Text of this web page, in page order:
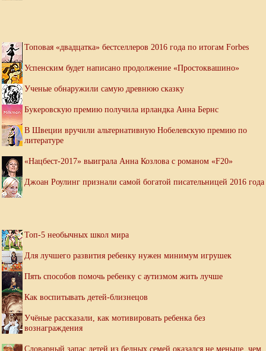
Топовая «двадцатка» бестселлеров 2016 года по итогам Forbes
Успенским будет написано продолжение «Простоквашино»
Ученые обнаружили самую древнюю сказку
Букеровскую премию получила ирландка Анна Бернс
В Швеции вручили альтернативную Нобелевскую премию по
литературе
«Нацбест-2017» выиграла Анна Козлова с романом «F20»
Джоан Роулинг признали самой богатой писательницей 2016 года
Топ-5 необычных школ мира
Для лучшего развития ребенку нужен минимум игрушек
Пять способов помочь ребенку с аутизмом жить лучше
Как воспитывать детей-близнецов
Учёные рассказали, как мотивировать ребенка без
вознаграждения
Словарный запас детей из бедных семей оказался не меньше, чем